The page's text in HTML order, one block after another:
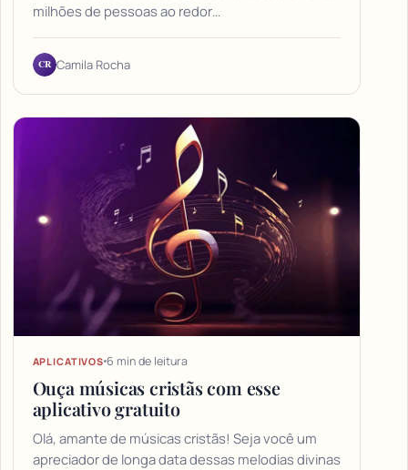
milhões de pessoas ao redor…
CR Camila Rocha
APLICATIVOS 6 min de leitura
Ouça músicas cristãs com esse
aplicativo gratuito
Olá, amante de músicas cristãs! Seja você um
apreciador de longa data dessas melodias divinas